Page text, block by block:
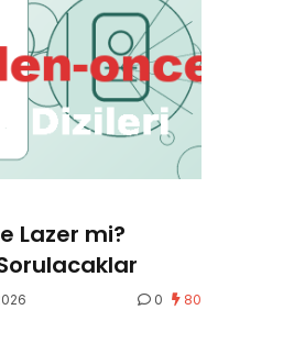
Lazer mi?
0 80